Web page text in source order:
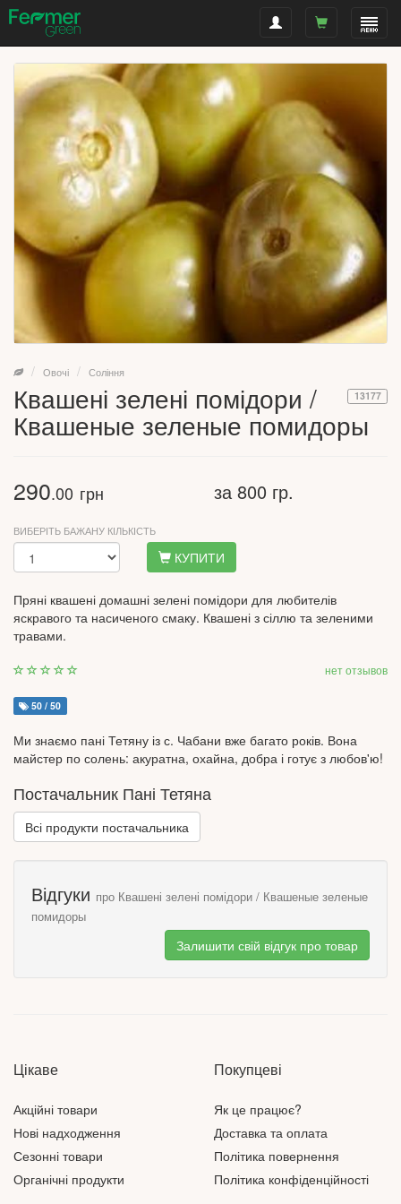
Овочі Соління
13177
Квашені зелені помідори /
Квашеные зеленые помидоры
290.00 грн за 800 гр.
ВИБЕРІТЬ БАЖАНУ КІЛЬКІСТЬ
КУПИТИ
Пряні квашені домашні зелені помідори для любителів
яскравого та насиченого смаку. Квашені з сіллю та зеленими
травами.
нет отзывов
50 / 50
Ми знаємо пані Тетяну із с. Чабани вже багато років. Вона
майстер по солень: акуратна, охайна, добра і готує з любов'ю!
Постачальник Пані Тетяна
Всі продукти постачальника
Відгуки про Квашені зелені помідори / Квашеные зеленые
помидоры
Залишити свій відгук про товар
Цікаве
Акційні товари
Нові надходження
Сезонні товари
Органічні продукти
Покупцеві
Як це працює?
Доставка та оплата
Політика повернення
Політика конфіденційності